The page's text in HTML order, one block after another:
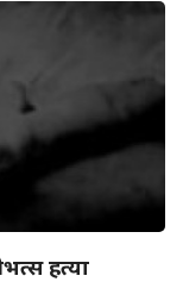
हत्या